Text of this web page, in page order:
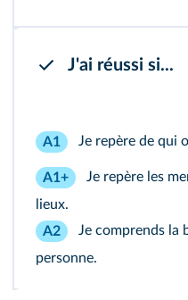
J'ai réussi si...
A1 Je repère de qui
A1+
Je repère les
lieux.
A2
Je comprends la
personne.